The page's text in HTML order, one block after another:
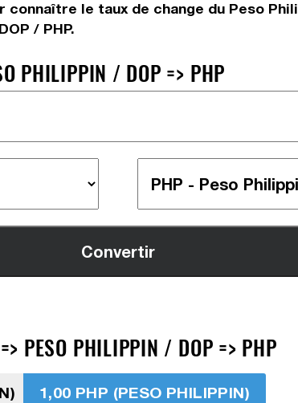
le taux de change du Peso
/ PHP.
PHILIPPIN / DOP => PHP
PESO PHILIPPIN / DOP => PHP
1,00 PHP (PESO PHILIPPIN)